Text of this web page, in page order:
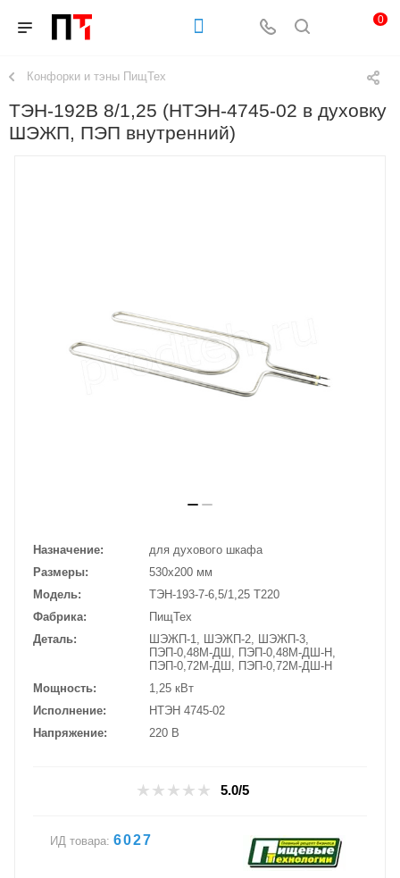
0
Конфорки и тэны ПищТех
ТЭН-192В 8/1,25 (НТЭН-4745-02 в духовку
ШЭЖП, ПЭП внутренний)
Назначение
для духового шкафа
Размеры
530х200 мм
Модель
ТЭН-193-7-6,5/1,25 T220
Фабрика
ПищТех
Деталь
ШЭЖП-1, ШЭЖП-2, ШЭЖП-3,
ПЭП-0,48М-ДШ, ПЭП-0,48М-ДШ-Н,
ПЭП-0,72М-ДШ, ПЭП-0,72М-ДШ-Н
Мощность
1,25 кВт
Исполнение
НТЭН 4745-02
Напряжение
220 В
5.0/5
ИД товара: 6027